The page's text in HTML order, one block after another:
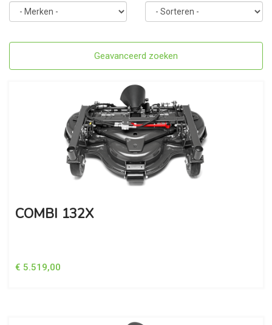
Toggle
navigation
Geavanceerd zoeken
COMBI 132X
€ 5.519,00